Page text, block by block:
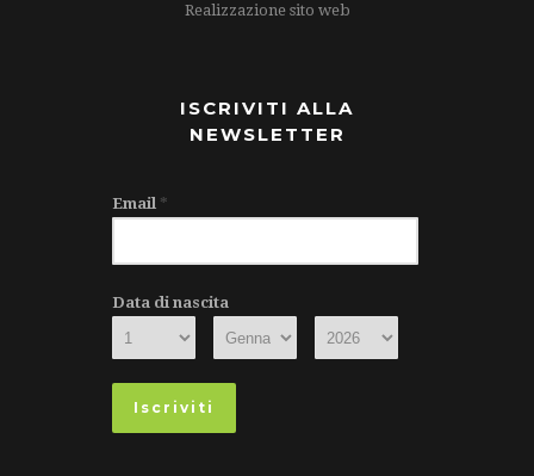
Realizzazione sito web
ISCRIVITI ALLA
NEWSLETTER
Email *
Data di nascita